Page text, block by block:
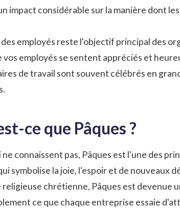
impact considérable sur la manière dont
employés reste l'objectif principal des
employés se sentent appréciés et
de travail sont souvent célébrés en
ce que Pâques ?
ne connaissent pas, Pâques est l'une des
symbolise la joie, l'espoir et de nouveaux
chrétienne, Pâques est devenue
ce que chaque entreprise essaie